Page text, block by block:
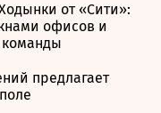
от «Сити»:
офисов и
команды
предлагает